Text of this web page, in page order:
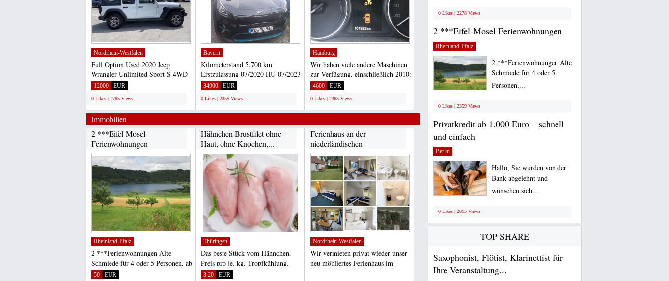
Nordrhein-Westfalen
Full Option Used 2020 Jeep
Wrangler Unlimited Sport S 4WD
Very Clean Excellent Condition...
12000 EUR
0 Likes | 1785 Views
Bayern
Kilometerstand 5.700 km
Erstzulassung 07/2020 HU 07/2023
Letzte Inspektion 07/2022...
34900 EUR
0 Likes | 2355 Views
Hamburg
Wir haben viele andere Maschinen
zur Verfügung, einschließlich 2010:
101.932 km Energie...
4600 EUR
0 Likes | 2363 Views
Immobilien
2 ***Eifel-Mosel
Ferienwohnungen
Rheinland-Pfalz
2 ***Ferienwohnungen Alte
Schmiede für 4 oder 5 Personen, ab
50, 00 Euro, in
50 EUR
Hähnchen Brustfilet ohne
Haut, ohne Knochen,...
Thüringen
Das beste Stück vom Hähnchen.
Preis pro je. kg. Tropfkühlung.
Zustellung tiefgefroren....
3.20 EUR
Ferienhaus an der
niederländischen
Nordseeküste...
Nordrhein-Westfalen
Wir vermieten privat wieder unser
neu möbliertes Ferienhaus im
0 Likes | 2278 Views
2 ***Eifel-Mosel Ferienwohnungen
Rheinland-Pfalz
2 ***Ferienwohnungen Alte
Schmiede für 4 oder 5
Personen,...
0 Likes | 2359 Views
Privatkredit ab 1.000 Euro – schnell
und einfach
Berlin
Hallo, Sie wurden von der
Bank abgelehnt und
wünschen sich...
0 Likes | 2815 Views
TOP SHARE
Saxophonist, Flötist, Klarinettist für
Ihre Veranstaltung...